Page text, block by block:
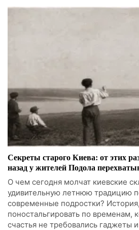
Секреты старого Киева: от этих
назад у жителей Подола
О чем сегодня молчат киевские
удивительную летнюю традицию
современные подростки? История,
поностальгировать по временам,
счастья не требовались гаджеты